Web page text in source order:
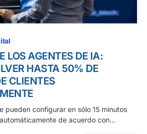
LOS AGENTES DE IA:
HASTA 50% DE
CLIENTES
pueden configurar en sólo 15 minutos
de acuerdo con…